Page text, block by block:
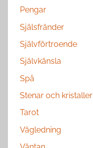
Pengar
Själsfränder
Självförtroende
Självkänsla
Spå
Stenar och kristaller
Tarot
Vägledning